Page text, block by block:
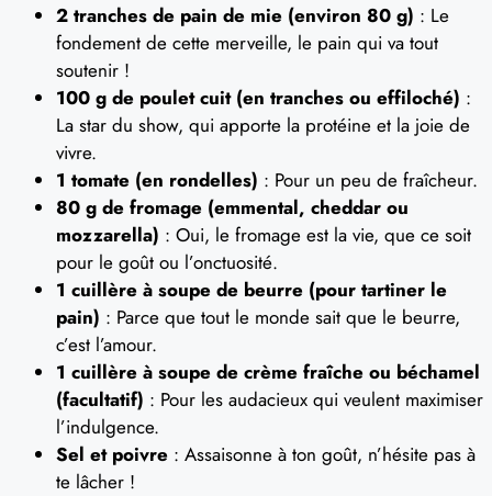
2 tranches de pain de mie (environ 80 g) : Le
fondement de cette merveille, le pain qui va tout
soutenir !
100 g de poulet cuit (en tranches ou effiloché) :
La star du show, qui apporte la protéine et la joie de
vivre.
1 tomate (en rondelles) : Pour un peu de fraîcheur.
80 g de fromage (emmental, cheddar ou
mozzarella) : Oui, le fromage est la vie, que ce soit
pour le goût ou l’onctuosité.
1 cuillère à soupe de beurre (pour tartiner le
pain) : Parce que tout le monde sait que le beurre,
c’est l’amour.
1 cuillère à soupe de crème fraîche ou béchamel
(facultatif) : Pour les audacieux qui veulent maximiser
l’indulgence.
Sel et poivre : Assaisonne à ton goût, n’hésite pas à
te lâcher !